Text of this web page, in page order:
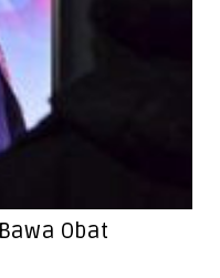
Obat